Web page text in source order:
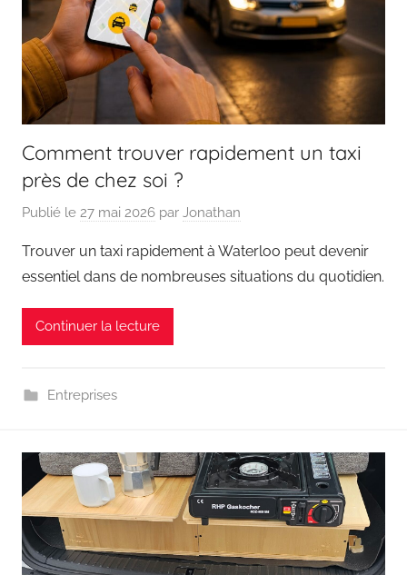
Comment trouver rapidement un taxi
près de chez soi ?
Publié le 27 mai 2026 par Jonathan
Trouver un taxi rapidement à Waterloo peut devenir
essentiel dans de nombreuses situations du quotidien.
Continuer la lecture
Entreprises